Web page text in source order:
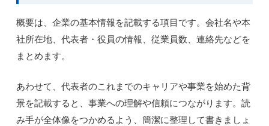
概要は、企業の基本情報を記載する項目です。会社名や本
社所在地、代表者・役員の情報、従業員数、連絡先などを
まとめます。
あわせて、代表者のこれまでのキャリアや事業を始めた背
景を記載すると、事業への理解や信頼につながります。読
み手が全体像をつかめるよう、簡潔に整理して書きましょ